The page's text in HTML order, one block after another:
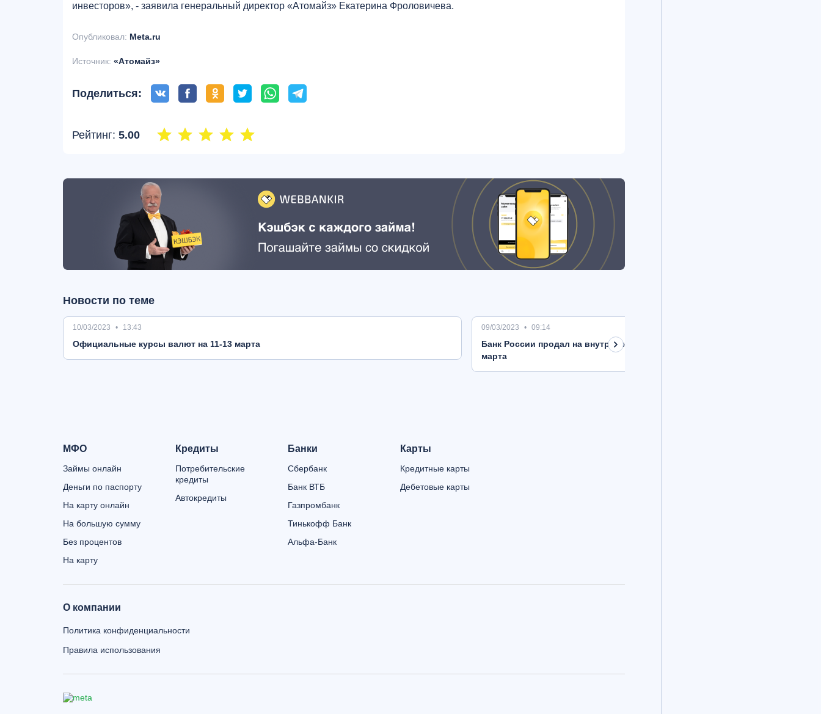
инвесторов», - заявила генеральный директор «Атомайз» Екатерина Фроловичева.
Опубликовал: Meta.ru
Источник: «Атомайз»
Поделиться:
Рейтинг: 5.00
Новости по теме
10/03/2023 13:43
Oфициальные курсы валют на 11-13 марта
09/03/2023 09:14
Банк России продал на внутреннем рынке валюту на 8,9 млрд рублей с
марта
МФО
Займы онлайн
Деньги по паспорту
На карту онлайн
На большую сумму
Без процентов
На карту
Кредиты
Потребительские
кредиты
Автокредиты
Банки
Сбербанк
Банк ВТБ
Газпромбанк
Тинькофф Банк
Альфа-Банк
Карты
Кредитные карты
Дебетовые карты
О компании
Политика конфиденциальности
Правила использования